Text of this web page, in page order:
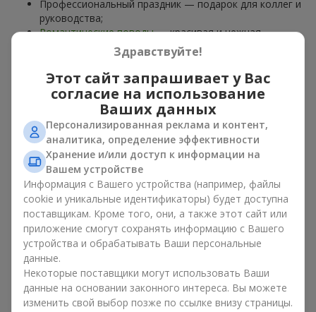
Профессиональный праздник — подарок для коллег и
руководства;
Романтические поводы— красивая и нежная
Корпоративные события— подарок деловому
партнёру.
Цветочная корзина — универсальный подарок для любого
возраста. Стильные ручные композиции позволяют
передать любые эмоции: благодарность, восхищение,
поддержку,любовь
Виды цветочных корзин в г.
Берлин: классика, романтика,
минимализм
Ассортимент цветочных корзин наflowers.uaвключает
варианты на любой вкус:
Классические композиции— сочетанияроз, лилий,
хризантемв строгих формах;
Здравствуйте!
Этот сайт запрашивает у Вас
согласие на использование
Ваших данных
Персонализированная реклама и контент,
аналитика, определение эффективности
Хранение и/или доступ к информации на
Вашем устройстве
Информация с Вашего устройства (например, файлы
cookie и уникальные идентификаторы) будет доступна
поставщикам. Кроме того, они, а также этот сайт или
приложение смогут сохранять информацию с Вашего
устройства и обрабатывать Ваши персональные
данные.
Некоторые поставщики могут использовать Ваши
данные на основании законного интереса. Вы можете
изменить свой выбор позже по ссылке внизу страницы.